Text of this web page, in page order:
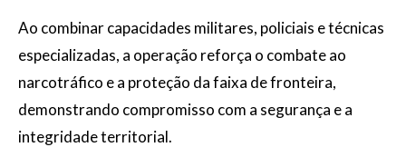
Ao combinar capacidades militares, policiais e técnicas
especializadas, a operação reforça o combate ao
narcotráfico e a proteção da faixa de fronteira,
demonstrando compromisso com a segurança e a
integridade territorial.